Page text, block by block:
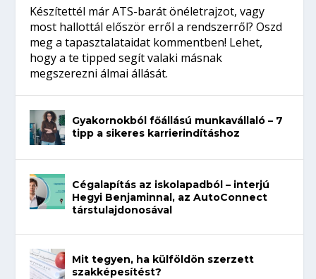
Készítettél már ATS-barát önéletrajzot, vagy
most hallottál először erről a rendszerről? Oszd
meg a tapasztalataidat kommentben! Lehet,
hogy a te tipped segít valaki másnak
megszerezni álmai állását.
Gyakornokból főállású munkavállaló – 7
tipp a sikeres karrierindításhoz
Cégalapítás az iskolapadból – interjú
Hegyi Benjaminnal, az AutoConnect
társtulajdonosával
Mit tegyen, ha külföldön szerzett
szakképesítést?